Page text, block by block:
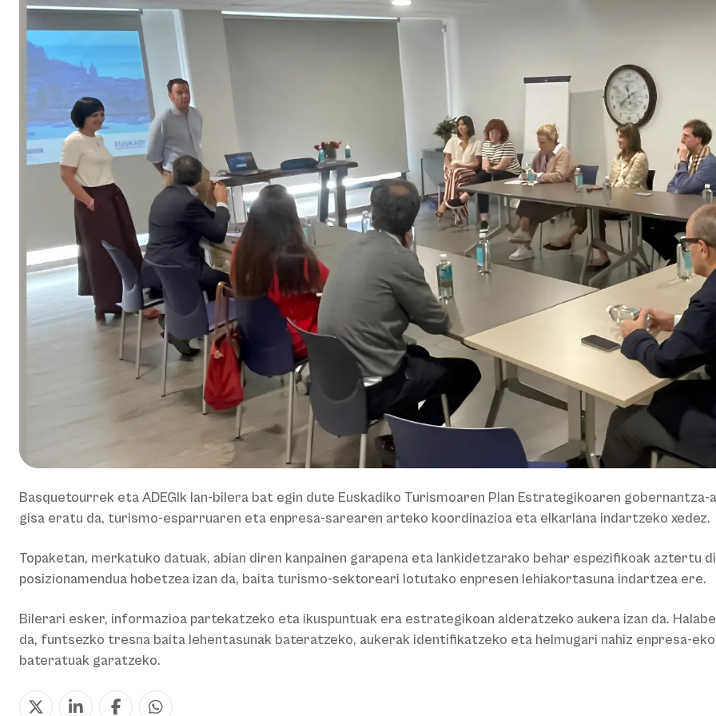
Basquetourrek eta ADEGIk lan-bilera bat egin dute Euskadiko Turismoaren Plan Estrategikoaren
gisa eratu da, turismo-esparruaren eta enpresa-sarearen arteko koordinazioa eta elkarlana indartzeko xedez.
Topaketan, merkatuko datuak, abian diren kanpainen garapena eta lankidetzarako behar espezifikoak aztertu
posizionamendua hobetzea izan da, baita turismo-sektoreari lotutako enpresen lehiakortasuna indartzea ere.
Bilerari esker, informazioa partekatzeko eta ikuspuntuak era estrategikoan alderatzeko aukera izan da.
da, funtsezko tresna baita lehentasunak bateratzeko, aukerak identifikatzeko eta helmugari nahiz enpresa-
bateratuak garatzeko.